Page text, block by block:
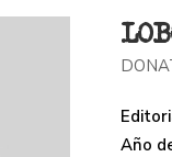
Año